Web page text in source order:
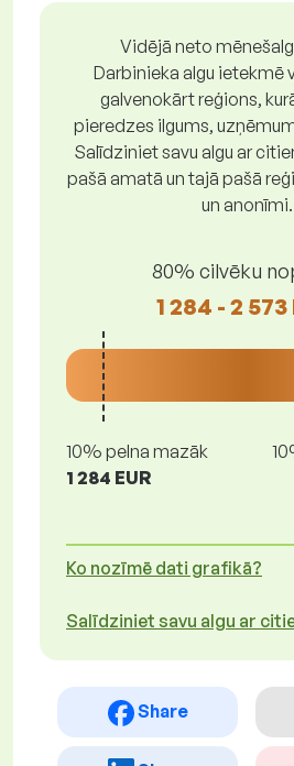
Vidējā neto
Darbinieka algu ietekmē
galvenokārt reģions,
pieredzes ilgums,
Salīdziniet savu algu ar
pašā amatā un tajā pašā
un anonīmi.
80% cilvēku
1 284 - 2 573
10% pelna mazāk
1 284 EUR
Ko nozīmē dati grafikā?
Salīdziniet savu algu ar
Share